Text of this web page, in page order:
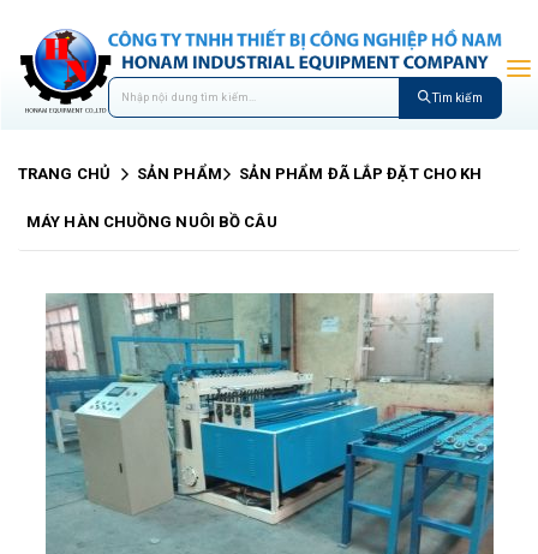
Tìm kiếm
TRANG CHỦ SẢN PHẨM SẢN PHẨM ĐÃ LẮP ĐẶT CHO KH
MÁY HÀN CHUỒNG NUÔI BỒ CÂU